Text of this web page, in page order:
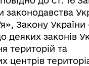
законодавства
Закону
деяких законів
територій та
центрів